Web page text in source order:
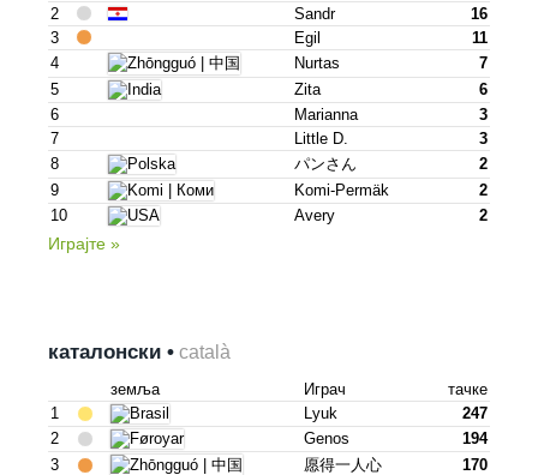
2
Sandr
16
3
Egil
11
4
Nurtas
7
5
Zita
6
6
Marianna
3
7
Little D.
3
8
パンさん
2
9
Komi-Permäk
2
10
Avery 2
Играјте »
каталонски • català
земља Играч
тачке
1
Lyuk
247
2
Genos
194
3
愿得一人心
170